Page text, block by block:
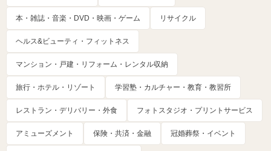
本・雑誌・音楽・DVD・映画・ゲーム リサイクル
ヘルス&ビューティ・フィットネス
マンション・戸建・リフォーム・レンタル収納
旅行・ホテル・リゾート 学習塾・カルチャー・教育・教習所
レストラン・デリバリー・外食 フォトスタジオ・プリントサービス
アミューズメント 保険・共済・金融 冠婚葬祭・イベント